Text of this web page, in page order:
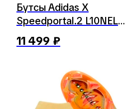
Бутсы Adidas X
Speedportal.2 L10NEL
M35SI
11 499 ₽